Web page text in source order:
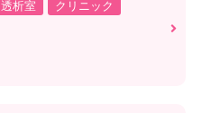
透析室
クリニック